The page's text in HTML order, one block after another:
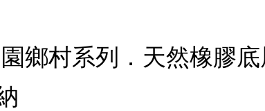
鄉村系列．天然橡膠